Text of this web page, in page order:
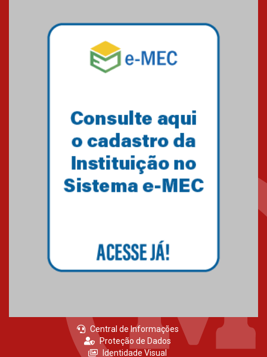
Central de Informações
Proteção de Dados
Identidade Visual